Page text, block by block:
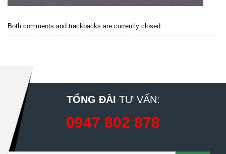
Both comments and trackbacks are currently closed.
TỔNG ĐÀI TƯ VẤN:
0947 802 878